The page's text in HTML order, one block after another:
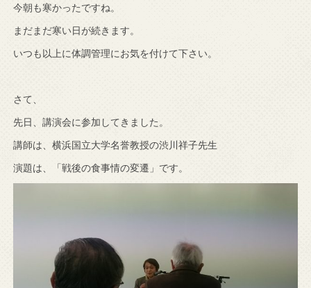
今朝も寒かったですね。
まだまだ寒い日が続きます。
いつも以上に体調管理にお気を付けて下さい。
さて、
先日、講演会に参加してきました。
講師は、横浜国立大学名誉教授の渋川祥子先生
演題は、「戦後の食事情の変遷」です。